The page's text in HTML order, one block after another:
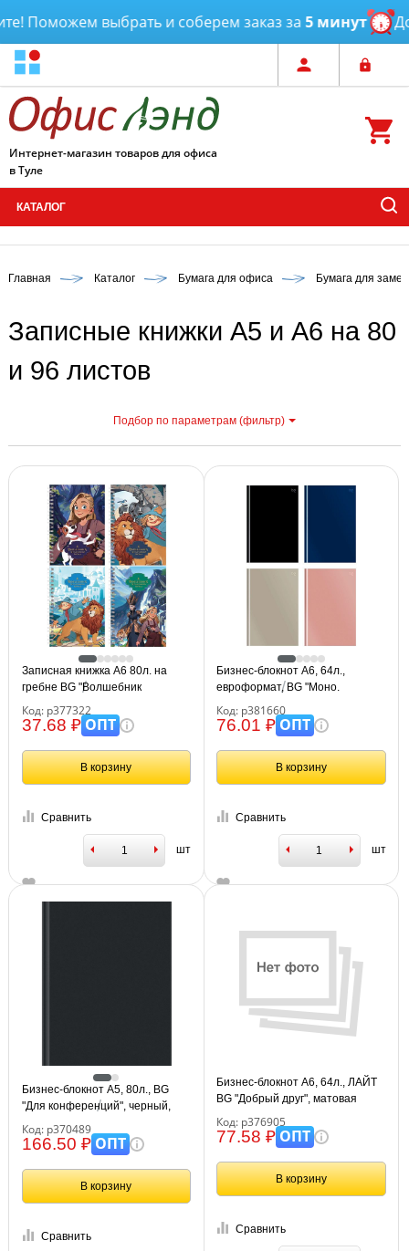
Поможем выбрать и соберем заказ за5 минут
Интернет-магазин товаров для офиса
в Туле
КАТАЛОГ
Главная Каталог Бумага для офиса Бумага для
Записные книжки А5 и А6 на 80
и 96 листов
Подбор по параметрам (фильтр)
Записная книжка А6 80л. на
гребне BG "Волшебник
Изумрудного Города"
Код: р377322
37.68 ₽ОПТ
В корзину
Сравнить
шт
Бизнес-блокнот А6, 64л.,
евроформат, BG "Моно.
Классические цвета", soft-touch
ламинация
Код: р381660
76.01 ₽ОПТ
В корзину
Сравнить
шт
Бизнес-блокнот А5, 80л., BG
"Для конференций", черный,
глянцевая ламинация
Код: р370489
166.50 ₽ОПТ
В корзину
Сравнить
Бизнес-блокнот А6, 64л., ЛАЙТ
BG "Добрый друг", матовая
ламинация
Код: р376905
77.58 ₽ОПТ
В корзину
Сравнить